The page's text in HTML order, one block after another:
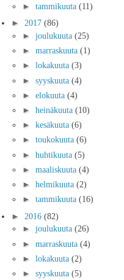
► tammikuuta (11)
► 2017 (86)
► joulukuuta (25)
► marraskuuta (1)
► lokakuuta (3)
► syyskuuta (4)
► elokuuta (4)
► heinäkuuta (10)
► kesäkuuta (6)
► toukokuuta (6)
► huhtikuuta (5)
► maaliskuuta (4)
► helmikuuta (2)
► tammikuuta (16)
► 2016 (82)
► joulukuuta (26)
► marraskuuta (4)
► lokakuuta (2)
► syyskuuta (5)